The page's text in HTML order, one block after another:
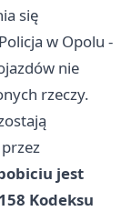
się
w Opolu -
nie
rzeczy.
jest
Kodeksu